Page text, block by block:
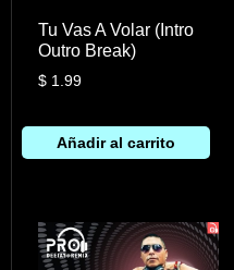
Tu Vas A Volar (Intro
Outro Break)
$1.99
Añadir al carrito